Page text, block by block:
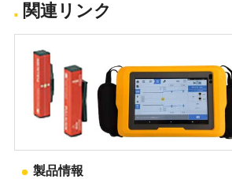
関連リンク
製品情報